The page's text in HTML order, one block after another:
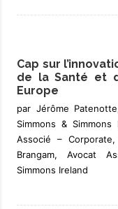
Cap sur
de la Santé et
Europe
par Jérôme
Simmons & Simmons
Associé – Corporate,
Brangam, Avocat
Simmons Ireland